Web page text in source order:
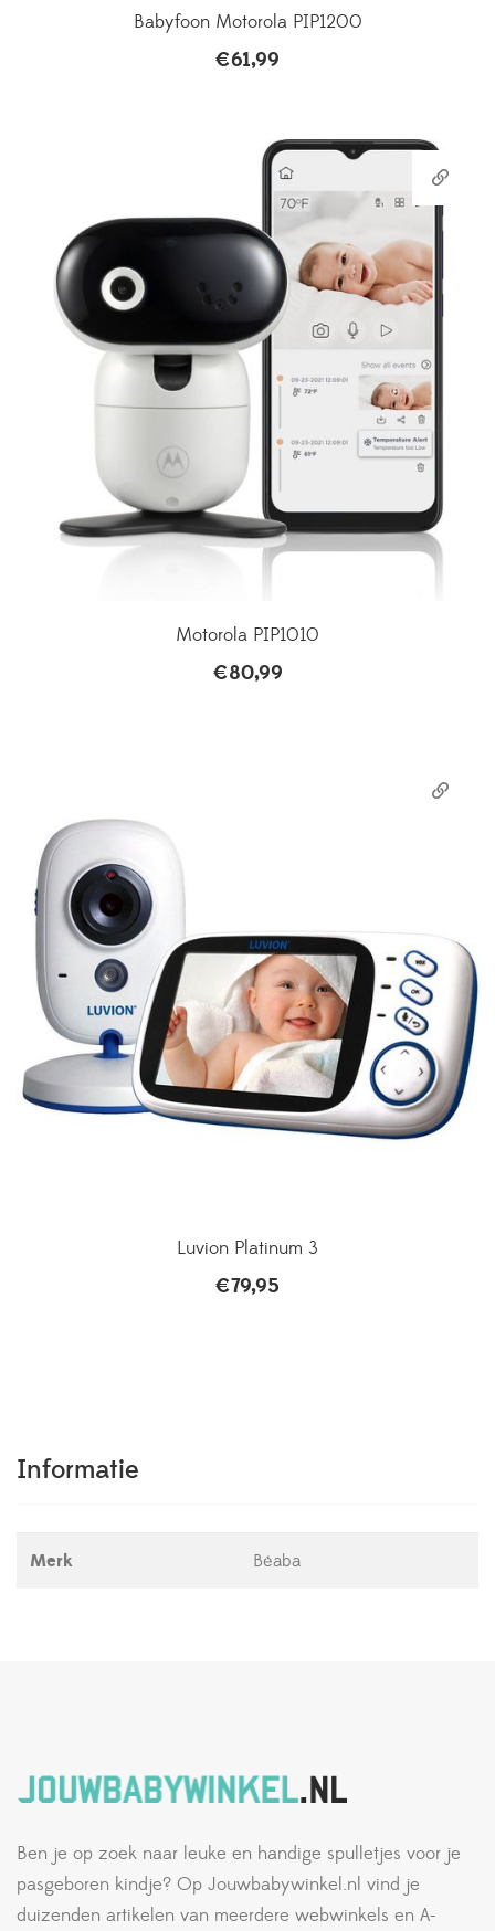
Babyfoon Motorola PIP1200
€61,99
Motorola PIP1010
€80,99
Luvion Platinum 3
€79,95
Informatie
Merk Béaba
Ben je op zoek naar leuke en handige spulletjes voor je
pasgeboren kindje? Op Jouwbabywinkel.nl vind je
duizenden artikelen van meerdere webwinkels en A-